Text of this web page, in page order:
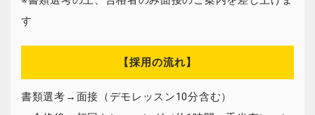
す
【採用の流れ】
書類選考→面接（デモレッスン10分含む）